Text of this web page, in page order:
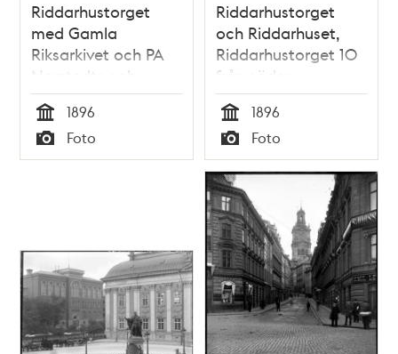
Riddarhustorget
med Gamla
Riksarkivet och PA
Norstedts och
Söners tryckeri. T. h.
Riddarhuset
Tid
1896
Typ
Foto
Riddarhustorget
och Riddarhuset,
Riddarhustorget 10
från söder
Tid
1896
Typ
Foto